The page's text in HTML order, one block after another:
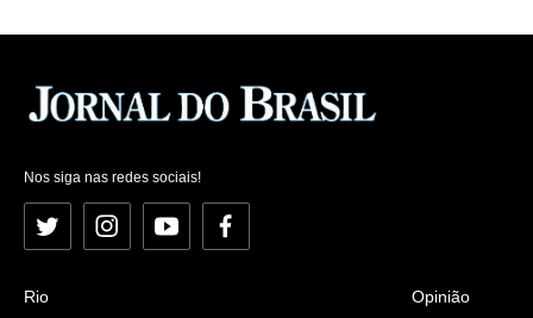
Nos siga nas redes sociais!
Twitter InstagramYouTubeFacebook
Rio
Opinião